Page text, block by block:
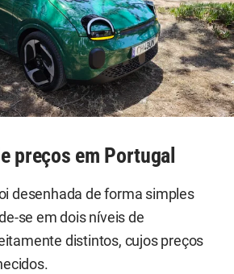
preços em Portugal
desenhada de forma simples
se em dois níveis de
distintos, cujos preços